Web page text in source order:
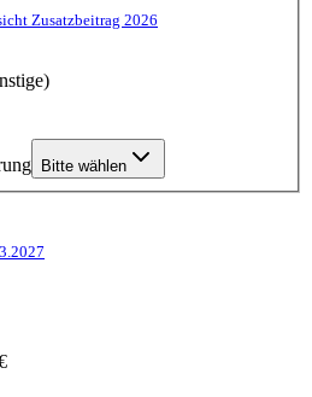
Zusatzbeitrag 2026
Bitte wählen